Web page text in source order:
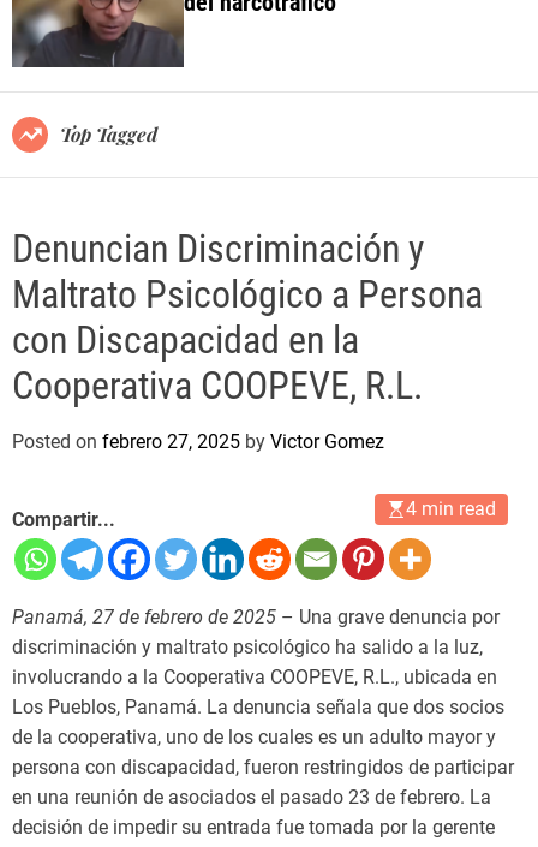
o
e
Top Tagged
Denuncian Discriminación y
Maltrato Psicológico a Persona
con Discapacidad en la
Cooperativa COOPEVE, R.L.
Posted on febrero 27, 2025 by Victor Gomez
4 min read
Compartir...
Panamá, 27 de febrero de 2025 – Una grave denuncia por
discriminación y maltrato psicológico ha salido a la luz,
involucrando a la Cooperativa COOPEVE, R.L., ubicada en
Los Pueblos, Panamá. La denuncia señala que dos socios
de la cooperativa, uno de los cuales es un adulto mayor y
persona con discapacidad, fueron restringidos de participar
en una reunión de asociados el pasado 23 de febrero. La
decisión de impedir su entrada fue tomada por la gerente